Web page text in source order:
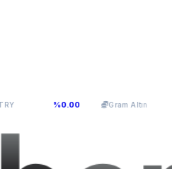
%0.00 Gram Altın 6.107,34 %0.00